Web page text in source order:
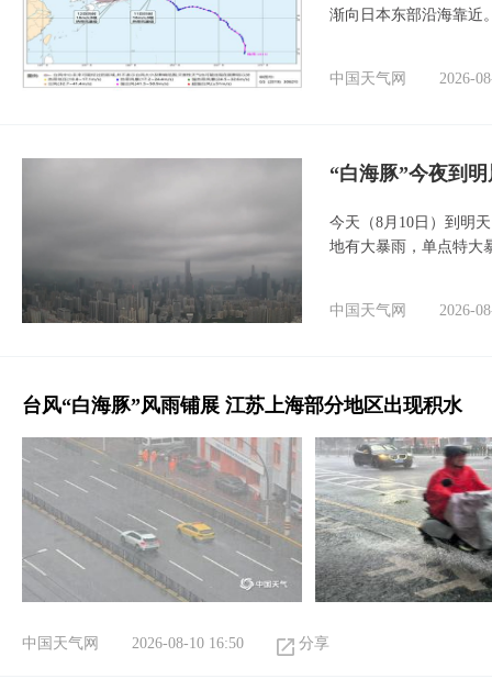
渐向日本东部沿海靠近
中国天气网 2026-
“白海豚”今夜到
今天（8月10日）到明
地有大暴雨，单点特大
中国天气网 2026-
台风“白海豚”风雨铺展 江苏上海部分地区出现积水
中国天气网 2026-08-10 16:50 分享